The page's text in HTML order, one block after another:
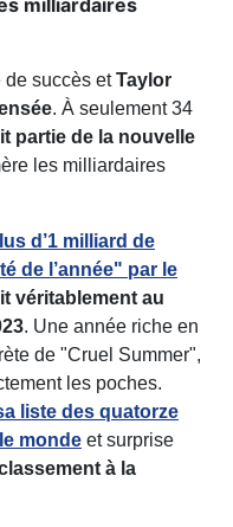
milliardaires
de succès etTaylor
. À seulement 34
partie de la nouvelle
les milliardaires
d’1 milliard de
de l’année" par le
véritablement au
. Une année riche en
de "Cruel Summer",
les poches.
liste des quatorze
monde et surprise
à la